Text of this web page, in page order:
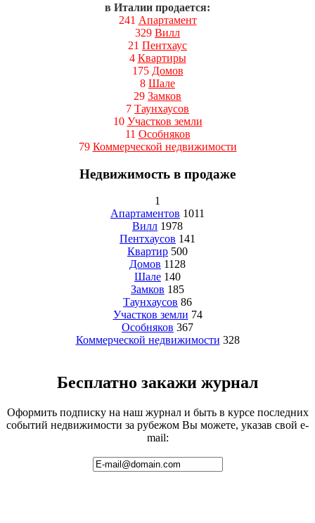
в Италии продается:
241 Апартамент
329 Вилл
21 Пентхаус
4 Квартиры
175 Домов
8 Шале
29 Замков
7 Таунхаусов
10 Участков земли
11 Особняков
79 Коммерческой недвижимости
Недвижимость в продаже
1
Апартаментов 1011
Вилл 1978
Пентхаусов 141
Квартир 500
Домов 1128
Шале 140
Замков 185
Таунхаусов 86
Участков земли 74
Особняков 367
Коммерческой недвижимости 328
Бесплатно закажи журнал
Оформить подписку на наш журнал и быть в курсе последних
событий недвижимости за рубежом Вы можете, указав свой e-
mail: